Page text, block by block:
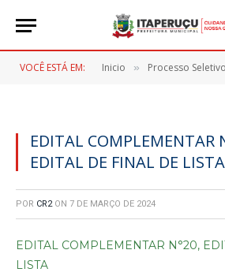
VOCÊ ESTÁ EM: Inicio » Processo Seletivo
EDITAL COMPLEMENTAR
EDITAL DE FINAL DE LISTA
POR CR2 ON 7 DE MARÇO DE 2024
EDITAL COMPLEMENTAR N°20,
LISTA